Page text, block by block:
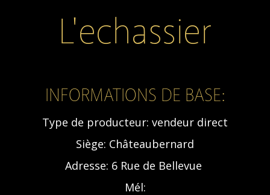
L'echassier
INFORMATIONS DE BASE:
Type de producteur: vendeur direct
Siège: Châteaubernard
Adresse: 6 Rue de Bellevue
Mél: